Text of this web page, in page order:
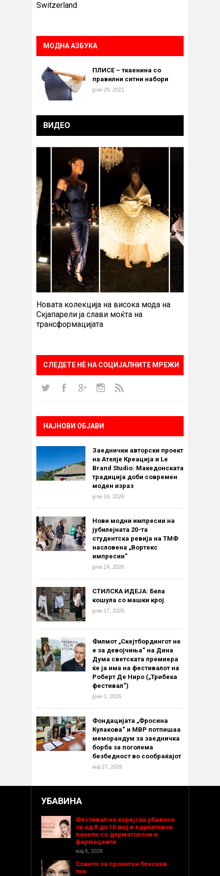
Switzerland
МОДНА АЗБУКА
ПЛИСЕ – ткаенина со
правилни ситни набори
јули 29, 2021
ВИДЕО
Новата колекција на висока мода на
Скјапарели ја слави моќта на
трансформацијата
СЛЕДЕТЕ НÈ НА СОЦИЈАЛНИТЕ МРЕЖИ
НАЈНОВИ ОБЈАВИ
Заеднички авторски проект
на Ателје Креација и Le
Brand Studio: Македонската
традиција доби современ
моден израз
јули 16, 2026
Нови модни импресии на
јубилејната 20-та
студентска ревија на ТМФ
насловена „Вортекс
импресии“
јуни 24, 2026
СТИЛСКА ИДЕЈА: Бела
кошула со машки крој
јуни 17, 2026
Филмот „Скејтбордингот не
е за девојчиња“ на Дина
Дума светската премиера
ќе ја има на фестивалот на
Роберт Де Ниро („Трибека
фестивал“)
јуни 1, 2026
Фондацијата „Фросина
Кулакова“ и МВР потпишаа
меморандум за заедничка
борба за поголема
безбедност во сообраќајот
мај 27, 2026
УБАВИНА
Фестивал на корејска убавина
за од 8 до 10 мај и едукативни
панели со дерматолози и
фармацевти
мај 6, 2026
Совети за пролетен блескав
тен